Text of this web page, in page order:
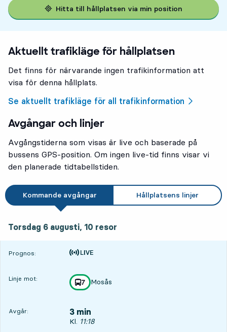
Hitta till hållplatsen via min position
Aktuellt trafikläge för hållplatsen
Det finns för närvarande ingen trafikinformation att
visa för denna hållplats.
Se aktuellt trafikläge för all trafikinformation
Avgångar och linjer
Avgångstiderna som visas är live och baserade på
bussens GPS-position. Om ingen live-tid finns visar vi
den planerade tidtabellstiden.
Kommande avgångar Hållplatsens linjer
Torsdag 6 augusti, 10 resor
Prognos:
Tiden är prognos
Linje mot: linje
7
mot
Mosås
,
Avgår: 3 min
Avgår, Kl. 11:18, om 3 min
Kl. 11:18